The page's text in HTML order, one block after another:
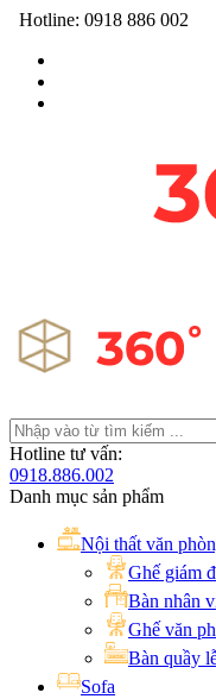
Hotline: 0918 886 002
Hotline tư vấn:
0918.886.002
Danh mục sản phẩm
Nội thất văn
Ghế giám
Bàn nhân
Ghế văn
Bàn quầy
Sofa